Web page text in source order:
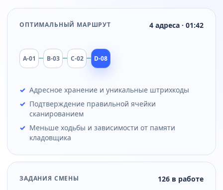
ОПТИМАЛЬНЫЙ МАРШРУТ 4 адреса · 01:42
A-01 B-03 C-02 D-08
Адресное хранение и уникальные штрихкоды
Подтверждение правильной ячейки
сканированием
Меньше ходьбы и зависимости от памяти
кладовщика
ЗАДАНИЯ СМЕНЫ 126 в работе